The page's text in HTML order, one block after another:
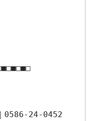
0586-24-0452